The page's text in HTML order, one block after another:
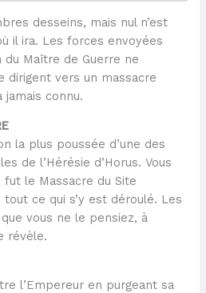
desseins, mais nul n’est
il ira. Les forces envoyées
Maître de Guerre ne
dirigent vers un massacre
jamais connu.
la plus poussée d’une des
de l’Hérésie d’Horus. Vous
le Massacre du Site
tout ce qui s’y est déroulé. Les
vous ne le pensiez, à
révèle.
l’Empereur en purgeant sa